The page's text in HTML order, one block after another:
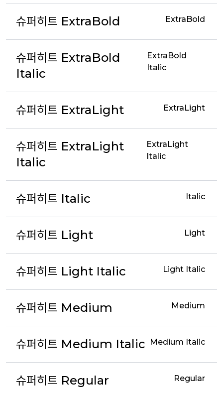
슈퍼히트 ExtraBold ExtraBold
슈퍼히트 ExtraBold
Italic
ExtraBold
Italic
슈퍼히트 ExtraLight ExtraLight
슈퍼히트 ExtraLight
Italic
ExtraLight
Italic
슈퍼히트 Italic Italic
슈퍼히트 Light Light
슈퍼히트 Light Italic Light Italic
슈퍼히트 Medium Medium
슈퍼히트 Medium Italic Medium Italic
슈퍼히트 Regular Regular